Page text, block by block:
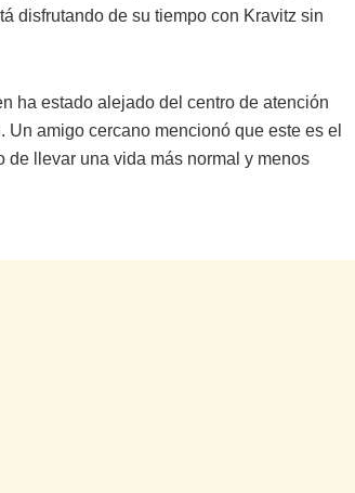
disfrutando de su tiempo con Kravitz sin
ha estado alejado del centro de atención
amigo cercano mencionó que este es el
de llevar una vida más normal y menos